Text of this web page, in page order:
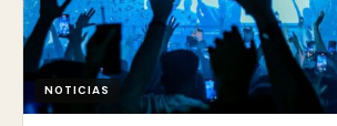
NOTICIAS